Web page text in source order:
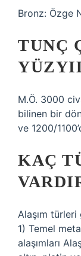
Bronz: Özge
TUNÇ
M.Ö. 3000
bilinen bir
ve 1200/
KAÇ
Alaşım
1) Temel
alaşımları